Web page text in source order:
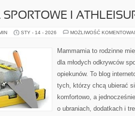
I
STY - 14 - 2026 MOŻLIWOŚĆ
Mammamia to rodzinne
dla młodych odkrywców
opiekunów. To blog
tych, którzy chcą ubierać
komfortowo, a
o ubraniach, dodatkach i